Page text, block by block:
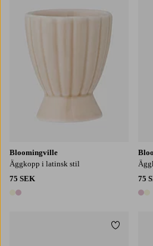
Bloomingville
Äggkopp i latinsk stil
75 SEK
2 färger
75
2
Lägg till